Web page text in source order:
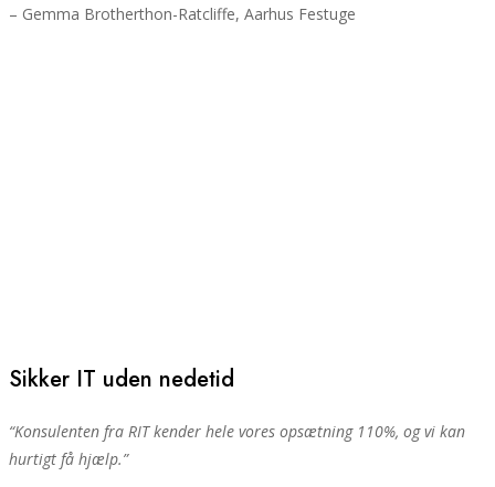
– Gemma Brotherthon-Ratcliffe, Aarhus Festuge
Sikker IT uden nedetid
“Konsulenten fra RIT kender hele vores opsætning 110%, og vi kan
hurtigt få hjælp.”